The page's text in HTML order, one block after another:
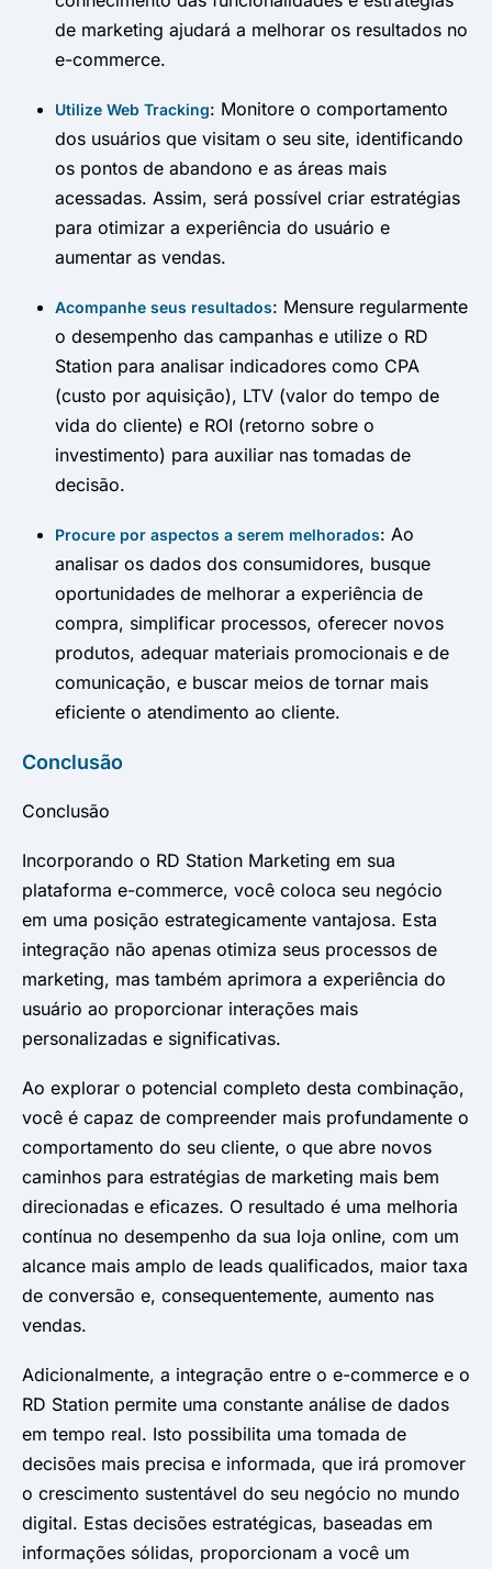
de marketing ajudará a melhorar os resultados no
e-commerce.
Utilize Web Tracking: Monitore o comportamento
dos usuários que visitam o seu site, identificando
os pontos de abandono e as áreas mais
acessadas. Assim, será possível criar estratégias
para otimizar a experiência do usuário e
aumentar as vendas.
Acompanhe seus resultados: Mensure regularmente
o desempenho das campanhas e utilize o RD
Station para analisar indicadores como CPA
(custo por aquisição), LTV (valor do tempo de
vida do cliente) e ROI (retorno sobre o
investimento) para auxiliar nas tomadas de
decisão.
Procure por aspectos a serem melhorados: Ao
analisar os dados dos consumidores, busque
oportunidades de melhorar a experiência de
compra, simplificar processos, oferecer novos
produtos, adequar materiais promocionais e de
comunicação, e buscar meios de tornar mais
eficiente o atendimento ao cliente.
Conclusão
Conclusão
Incorporando o RD Station Marketing em sua
plataforma e-commerce, você coloca seu negócio
em uma posição estrategicamente vantajosa. Esta
integração não apenas otimiza seus processos de
marketing, mas também aprimora a experiência do
usuário ao proporcionar interações mais
personalizadas e significativas.
Ao explorar o potencial completo desta combinação,
você é capaz de compreender mais profundamente o
comportamento do seu cliente, o que abre novos
caminhos para estratégias de marketing mais bem
direcionadas e eficazes. O resultado é uma melhoria
contínua no desempenho da sua loja online, com um
alcance mais amplo de leads qualificados, maior taxa
de conversão e, consequentemente, aumento nas
vendas.
Adicionalmente, a integração entre o e-commerce e o
RD Station permite uma constante análise de dados
em tempo real. Isto possibilita uma tomada de
decisões mais precisa e informada, que irá promover
o crescimento sustentável do seu negócio no mundo
digital. Estas decisões estratégicas, baseadas em
informações sólidas, proporcionam a você um